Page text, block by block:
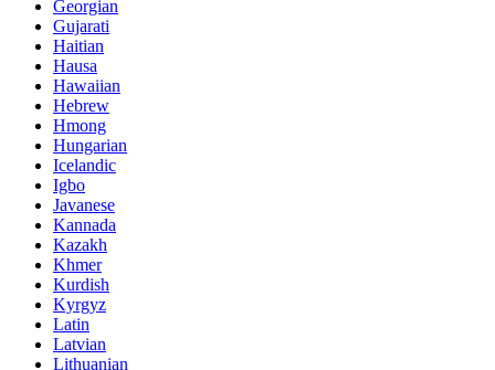
Georgian
Gujarati
Haitian
Hausa
Hawaiian
Hebrew
Hmong
Hungarian
Icelandic
Igbo
Javanese
Kannada
Kazakh
Khmer
Kurdish
Kyrgyz
Latin
Latvian
Lithuanian